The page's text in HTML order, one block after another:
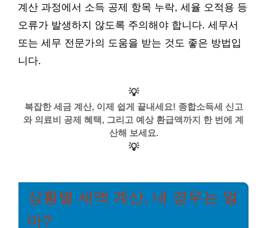
계산 과정에서 소득 공제 항목 누락, 세율 오적용 등
오류가 발생하지 않도록 주의해야 합니다. 세무서
또는 세무 전문가의 도움을 받는 것도 좋은 방법입
니다.
💡
복잡한 세금 계산, 이제 쉽게 끝내세요! 종합소득세 신고
와 의료비 공제 혜택, 그리고 예상 환급액까지 한 번에 계
산해 보세요.
💡
상황별 세액 계산, 내 경우는 얼
마?